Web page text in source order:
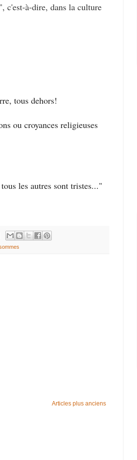
c'est-à-dire, dans la culture
tous dehors!
ou croyances religieuses
les autres sont tristes..."
Articles plus anciens